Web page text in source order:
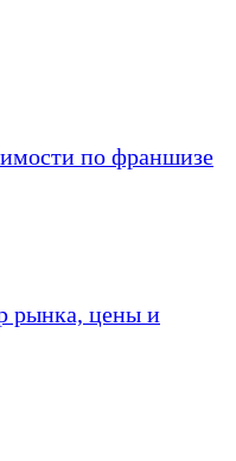
по франшизе
рынка, цены и